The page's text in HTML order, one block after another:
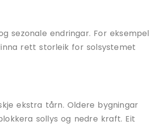
sezonale endringar. For eksempel
rett storleik for solsystemet
ekstra tårn. Oldere bygningar
sollys og nedre kraft. Eit